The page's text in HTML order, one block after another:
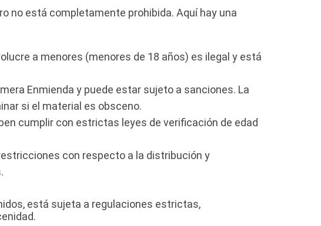
no está completamente prohibida. Aquí hay una
a menores (menores de 18 años) es ilegal y está
Enmienda y puede estar sujeto a sanciones. La
si el material es obsceno.
cumplir con estrictas leyes de verificación de edad
con respecto a la distribución y
está sujeta a regulaciones estrictas,